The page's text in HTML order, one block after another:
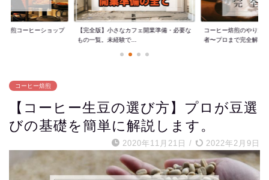
焙煎コーヒーショップ
【完全版】小さなカフェ開業準備・必要な
もの一覧。未経験で...
コーヒー焙煎のやり方
者〜プロまで完全解...
コーヒー焙煎
【コーヒー生豆の選び方】プロが豆選
びの基礎を簡単に解説します。
2020年11月21日 / 2022年2月9日